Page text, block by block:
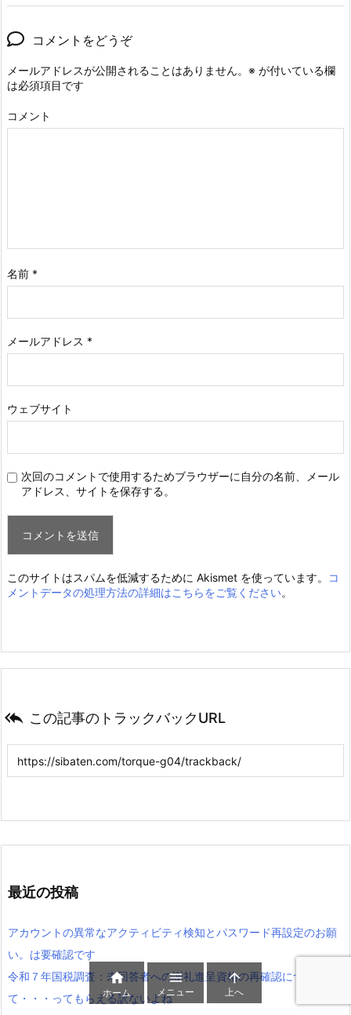
コメントをどうぞ
メールアドレスが公開されることはありません。 ※ が付いている欄
は必須項目です
コメント
名前 *
メールアドレス *
ウェブサイト
次回のコメントで使用するためブラウザーに自分の名前、メール
アドレス、サイトを保存する。
このサイトはスパムを低減するために Akismet を使っています。
コ
メントデータの処理方法の詳細はこちらをご覧ください。
 この記事のトラックバックURL
最近の投稿
アカウントの異常なアクティビティ検知とパスワード再設定のお願
い。は要確認です
令和７年国税調査：未回答者への謝礼進呈資格の再確認につい
て・・・ってもらえる訳ないよね

ホーム

メニュー

上へ